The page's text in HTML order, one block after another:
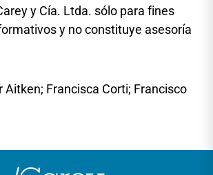
y Cía. Ltda. sólo para fines
y no constituye asesoría
Aitken; Francisca Corti; Francisco